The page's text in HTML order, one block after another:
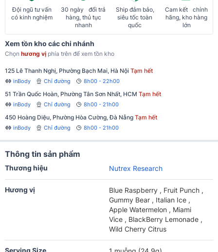
Đội ngũ tư vấn
có kinh nghiệm
30 ngày đổi trả
hàng, thủ tục
nhanh
Ship đảm bảo,
siêu tốc toàn
quốc
Cam kết chính
hãng, kho hàng
lớn
Xem tồn kho các chi nhánh
Chọn hương vị phía trên để xem tồn kho
125 Lê Thanh Nghị, Phường Bạch Mai, Hà Nội Tạm hết
inBody Chỉ đường 8h00 - 22h00
51 Trần Quốc Hoàn, Phường Tân Sơn Nhất, HCM Tạm hết
inBody Chỉ đường 8h00 - 21h00
450 Hoàng Diệu, Phường Hòa Cường, Đà Nẵng Tạm hết
inBody Chỉ đường 8h00 - 21h00
Thông tin sản phẩm
Thương hiệu Nutrex Research
Hương vị
Blue Raspberry , Fruit Punch ,
Gummy Bear , Italian Ice ,
Apple Watermelon , Miami
Vice , BlackBerry Lemonade ,
Wild Cherry Citrus